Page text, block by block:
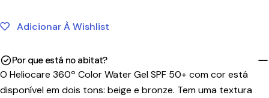
Adicionar À Wishlist
Por que está no abitat?
O Heliocare 360º Color Water Gel SPF 50+ com cor está
disponível em dois tons: beige e bronze. Tem uma textura